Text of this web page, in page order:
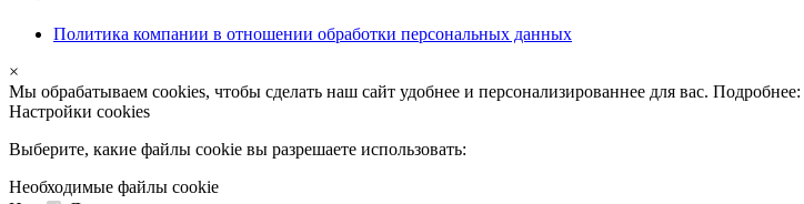
Политика компании в отношении обработки персональных данных
×
Мы обрабатываем cookies, чтобы сделать наш сайт удобнее и персонализированнее для вас. Подробнее:
Настройки cookies
Выберите, какие файлы cookie вы разрешаете использовать:
Необходимые файлы cookie